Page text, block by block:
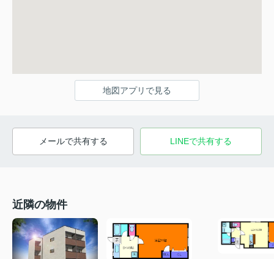
地図アプリで見る
メールで共有する LINEで共有する
近隣の物件